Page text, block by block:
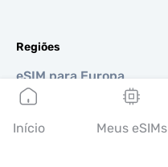
Regiões
eSIM para Europa
eSIM para Ásia
eSIM para Oriente Médio
Início Meus eSIMs